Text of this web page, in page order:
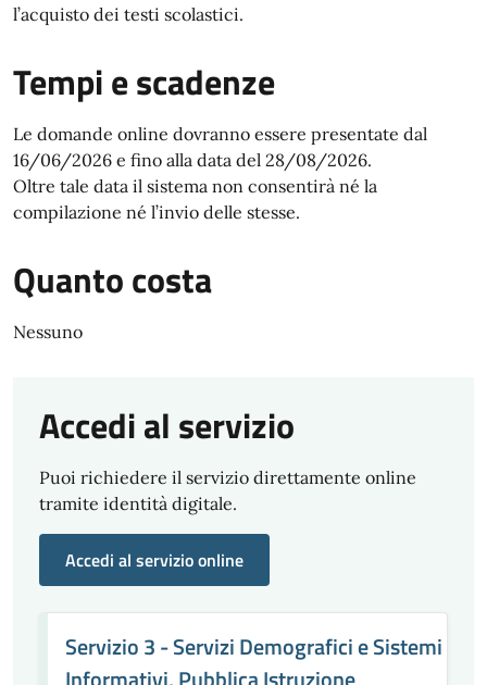
l’acquisto dei testi scolastici.
Tempi e scadenze
Le domande online dovranno essere presentate dal
16/06/2026 e fino alla data del 28/08/2026.
Oltre tale data il sistema non consentirà né la
compilazione né l’invio delle stesse.
Quanto costa
Nessuno
Accedi al servizio
Puoi richiedere il servizio direttamente online
tramite identità digitale.
Accedi al servizio online
Servizio 3 - Servizi Demografici e Sistemi